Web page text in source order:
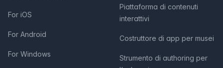
For iOS
For Android
For Windows
Piattaforma di contenuti
interattivi
Costruttore di app per musei
Strumento di authoring per